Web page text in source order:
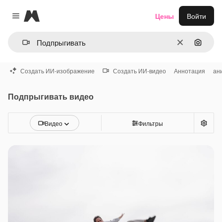
Close menu
Magnific
ОчиститьПоиск
Цены Войти
Создать ИИ-изображение Создать ИИ-видео Аннотация
Подпрыгивать видео
Видео Фильтры